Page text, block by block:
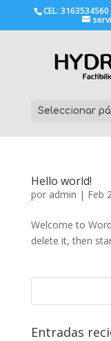
CEL:
Seleccionar
Hello world!
por admin | Feb
Welcome to
delete it, then
Entradas